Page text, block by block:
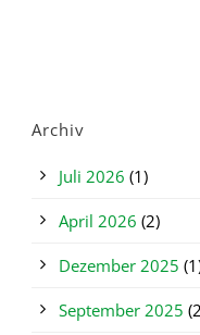
Archiv
Juli 2026 (1)
April 2026 (2)
Dezember 2025
September 2025